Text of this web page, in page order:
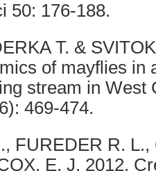
50: 176-188.
T. &
of mayflies in
stream in West
469-474.
FUREDER R.
E. J. 2012.